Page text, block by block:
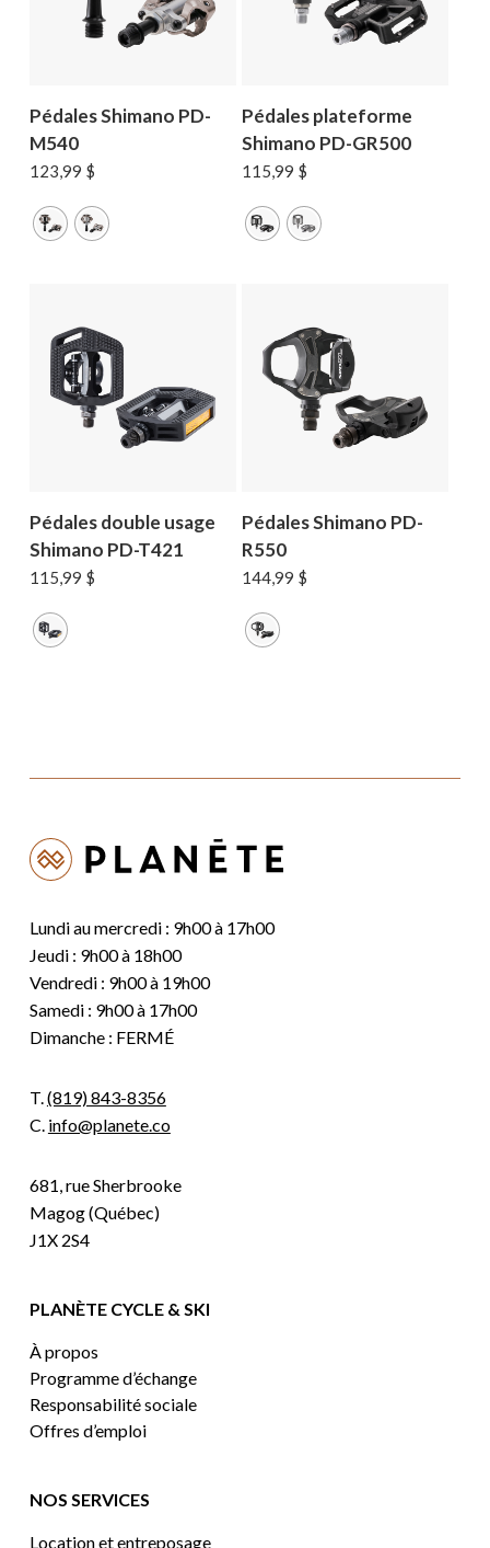
Pédales Shimano PD-
M540
123,99 $
Pédales plateforme
Shimano PD-GR500
115,99 $
Pédales double usage
Shimano PD-T421
115,99 $
Pédales Shimano PD-
R550
144,99 $
Lundi au mercredi : 9h00 à 17h00
Jeudi : 9h00 à 18h00
Vendredi : 9h00 à 19h00
Samedi : 9h00 à 17h00
Dimanche : FERMÉ
T.(819) 843-8356
C. info@planete.co
681, rue Sherbrooke
Magog (Québec)
J1X 2S4
PLANÈTE CYCLE & SKI
À propos
Programme d’échange
Responsabilité sociale
Offres d’emploi
NOS SERVICES
Location et entreposage